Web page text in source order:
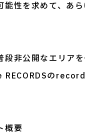
能性を求めて、あ
段非公開なエリア
RECORDSの
概要